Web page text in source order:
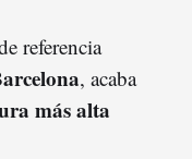
referencia
, acaba
más alta